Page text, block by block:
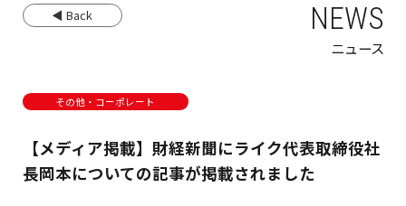
◀ Back NEWS
ニュース
その他・コーポレート
【メディア掲載】財経新聞にライク代表取締役社
長岡本についての記事が掲載されました